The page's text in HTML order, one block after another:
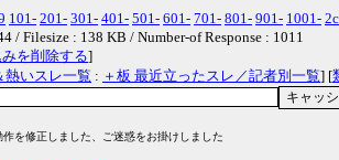
101- 201- 301- 401- 501- 601- 701- 801- 901- 1001-
/ Filesize : 138 KB / Number-of Response : 1011
を削除する]
熱いスレ一覧 : ＋板 最近立ったスレ／記者別一覧] [
を修正しました、ご迷惑をお掛けしました